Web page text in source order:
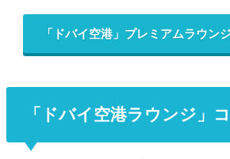
「ドバイ空港」プレミアムラウン
「ドバイ空港ラウンジ」